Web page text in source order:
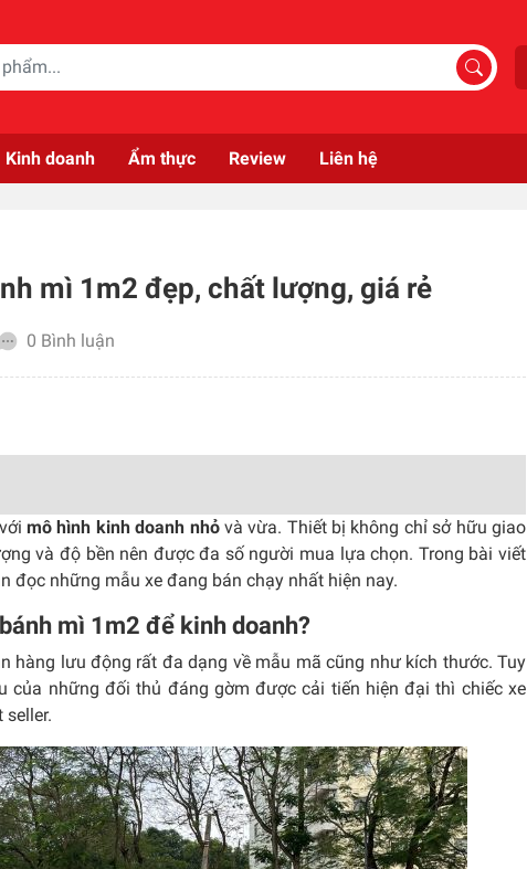
Kinh doanh Ẩm thực Review Liên hệ
mì 1m2 đẹp, chất lượng, giá rẻ
0 Bình luận
mô hình kinh doanh nhỏvà vừa. Thiết bị không chỉ sở hữu giao
và độ bền nên được đa số người mua lựa chọn. Trong bài viết
đọc những mẫu xe đang bán chạy nhất hiện nay.
mì 1m2 để kinh doanh?
hàng lưu động rất đa dạng về mẫu mã cũng như kích thước. Tuy
của những đối thủ đáng gờm được cải tiến hiện đại thì chiếc xe
seller.